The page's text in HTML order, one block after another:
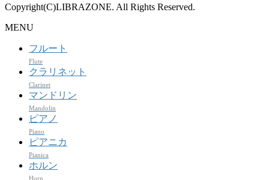
Copyright(C)LIBRAZONE. All Rights Reserved.
MENU
フルート
Flute
クラリネット
Clarinet
マンドリン
Mandolin
ピアノ
Piano
ピアニカ
Pianica
ホルン
Horn